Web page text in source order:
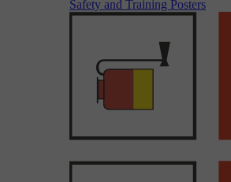
Safety and Training Posters